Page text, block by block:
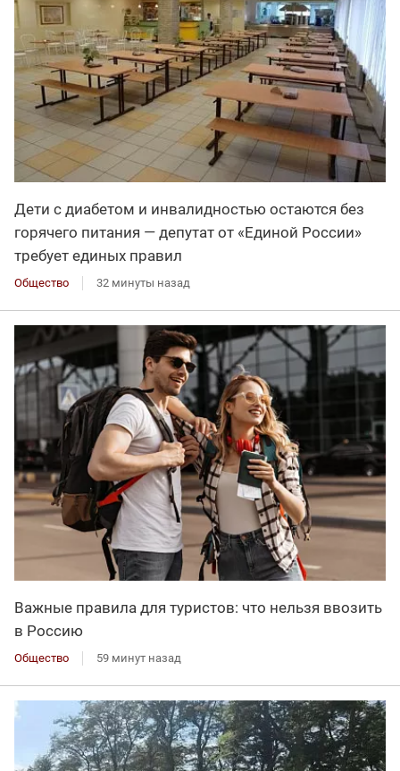
Дети с диабетом и инвалидностью остаются без
горячего питания — депутат от «Единой России»
требует единых правил
Общество 32 минуты назад
Важные правила для туристов: что нельзя ввозить
в Россию
Общество 59 минут назад